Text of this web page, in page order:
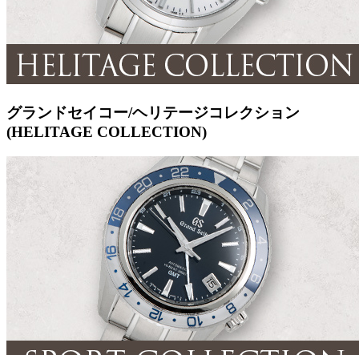
グランドセイコー/ヘリテージコレクション
(HELITAGE COLLECTION)